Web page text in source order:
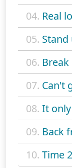
04. Real
05. Stand
06.
07. Can't
08. It
09. Back
10. Time 2